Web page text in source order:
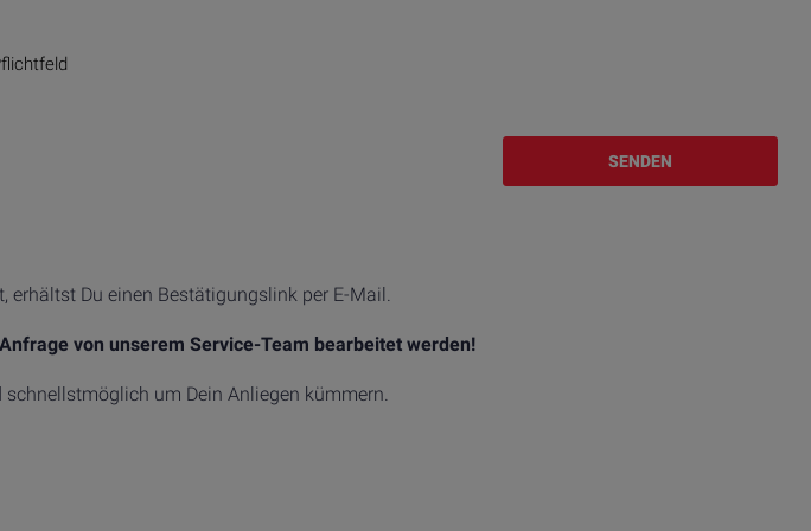
SENDEN
erhältst Du einen Bestätigungslink per E-Mail.
von unserem Service-Team bearbeitet werden!
um Dein Anliegen kümmern.